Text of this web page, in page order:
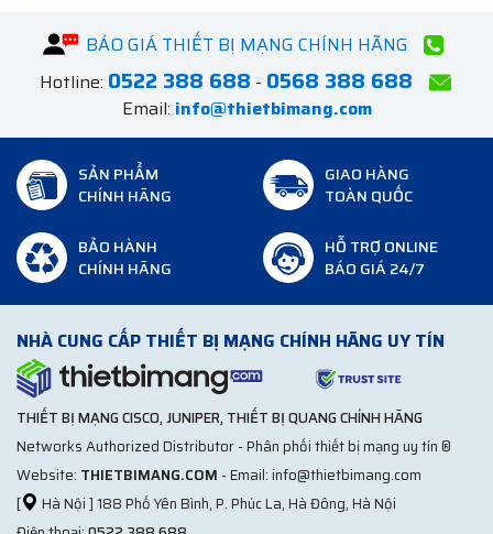
BÁO GIÁ THIẾT BỊ MẠNG CHÍNH HÃNG
Hotline: 0522 388 688 - 0568 388 688
Email: info@thietbimang.com
SẢN PHẨM
CHÍNH HÃNG
GIAO HÀNG
TOÀN QUỐC
BẢO HÀNH
CHÍNH HÃNG
HỖ TRỢ ONLINE
BÁO GIÁ 24/7
NHÀ CUNG CẤP THIẾT BỊ MẠNG CHÍNH HÃNG UY TÍN
THIẾT BỊ MẠNG CISCO, JUNIPER, THIẾT BỊ QUANG CHÍNH HÃNG
Networks Authorized Distributor - Phân phối thiết bị mạng uy tín ®
Website: THIETBIMANG.COM - Email: info@thietbimang.com
[
Hà Nội ] 188 Phố Yên Bình, P. Phúc La, Hà Đông, Hà Nội